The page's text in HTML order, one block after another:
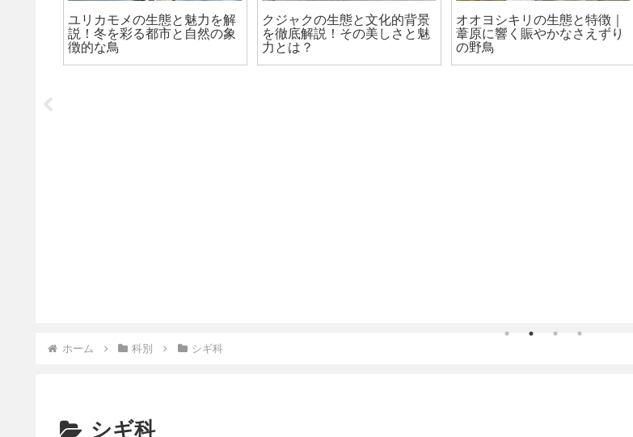
ユリカモメの生態と魅力を解
説！冬を彩る都市と自然の象
徴的な鳥
クジャクの生態と文化的背景
を徹底解説！その美しさと魅
力とは？
オオヨシキリの生態と特徴｜
葦原に響く賑やかなさえずり
の野鳥
ホーム 科別 シギ科
シギ科